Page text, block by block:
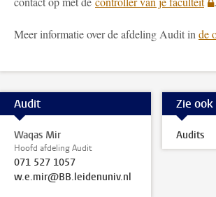
Meer informatie over de afdeling Audit inde
Audit
Waqas Mir
Hoofd afdeling Audit
071 527 1057
w.e.mir@BB.leidenuniv.nl
Zie ook
Audits